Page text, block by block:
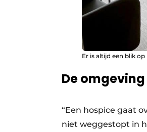
Er is altijd een blik op
De omgeving
“Een hospice gaat
niet weggestopt in